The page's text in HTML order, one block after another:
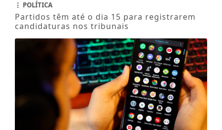
POLÍTICA
Partidos têm até o dia 15 para registrarem
candidaturas nos tribunais